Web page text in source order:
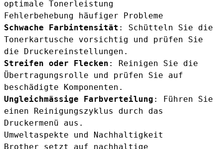
optimale Tonerleistung
Fehlerbehebung häufiger Probleme
Schwache Farbintensität : Schütteln Sie die
Tonerkartusche vorsichtig und prüfen Sie
die Druckereinstellungen.
Streifen oder Flecken : Reinigen Sie die
Übertragungsrolle und prüfen Sie auf
beschädigte Komponenten.
Ungleichmässige Farbverteilung : Führen Sie
einen Reinigungszyklus durch das
Druckermenü aus.
Umweltaspekte und Nachhaltigkeit
Brother setzt auf nachhaltige